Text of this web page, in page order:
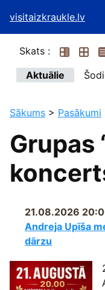
visitaizkraukle.lv
Skats :
Aktuālie
Sākums > Pasākumi
Grupas
21.08.2026
Andreja Upīša
dārzu